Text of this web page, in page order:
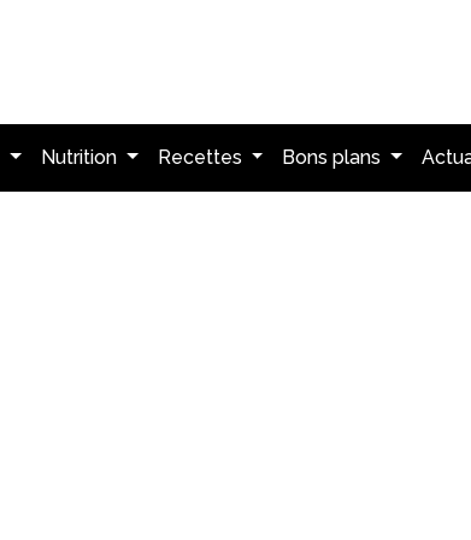
Nutrition Recettes Bons plans